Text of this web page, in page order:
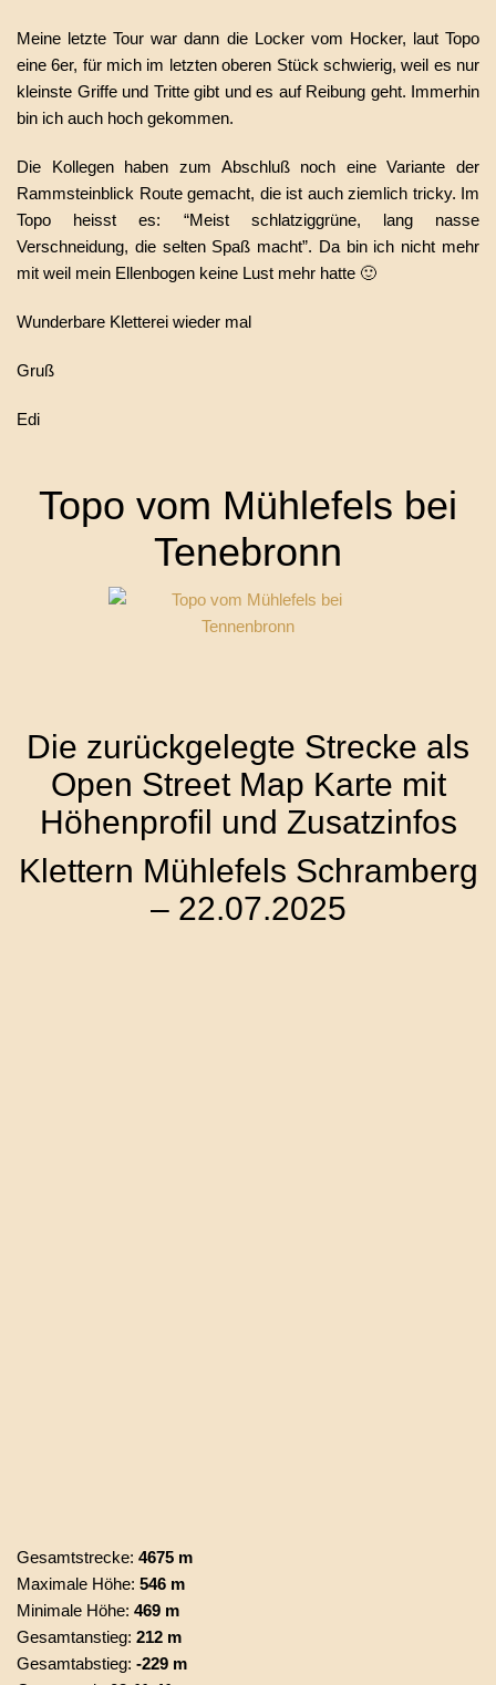
Meine letzte Tour war dann die Locker vom Hocker, laut Topo
eine 6er, für mich im letzten oberen Stück schwierig, weil es nur
kleinste Griffe und Tritte gibt und es auf Reibung geht. Immerhin
bin ich auch hoch gekommen.
Die Kollegen haben zum Abschluß noch eine Variante der
Rammsteinblick Route gemacht, die ist auch ziemlich tricky. Im
Topo heisst es: “Meist schlatziggrüne, lang nasse
Verschneidung, die selten Spaß macht”. Da bin ich nicht mehr
mit weil mein Ellenbogen keine Lust mehr hatte 🙂
Wunderbare Kletterei wieder mal
Gruß
Edi
Topo vom Mühlefels bei
Tenebronn
Die zurückgelegte Strecke als
Open Street Map Karte mit
Höhenprofil und Zusatzinfos
Klettern Mühlefels Schramberg
– 22.07.2025
Gesamtstrecke: 4675 m
Maximale Höhe: 546 m
Minimale Höhe: 469 m
Gesamtanstieg: 212 m
Gesamtabstieg: -229 m